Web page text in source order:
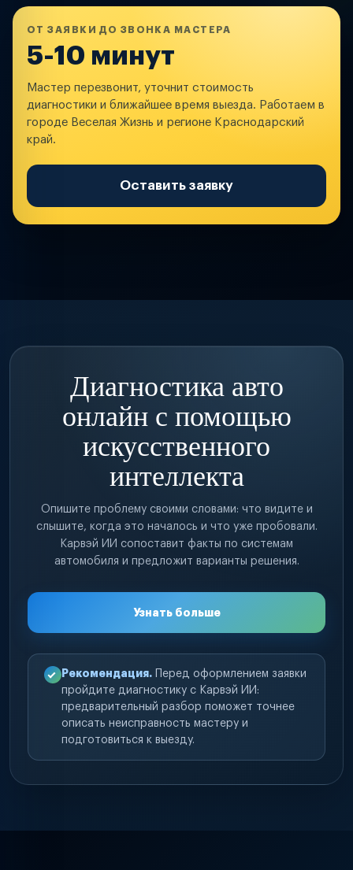
ОТ ЗАЯВКИ ДО ЗВОНКА МАСТЕРА
5-10 минут
Мастер перезвонит, уточнит стоимость
диагностики и ближайшее время выезда. Работаем в
городе Веселая Жизнь и регионе Краснодарский
край.
Оставить заявку
Диагностика авто
онлайн с помощью
искусственного
интеллекта
Опишите проблему своими словами: что видите и
слышите, когда это началось и что уже пробовали.
Карвэй ИИ сопоставит факты по системам
автомобиля и предложит варианты решения.
Узнать больше
Рекомендация. Перед оформлением заявки
пройдите диагностику с Карвэй ИИ:
предварительный разбор поможет точнее
описать неисправность мастеру и
подготовиться к выезду.